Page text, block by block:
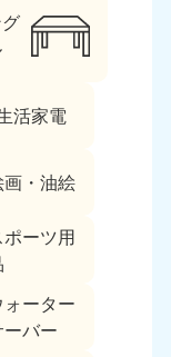
活家電
画・油絵
ポーツ用
ォーター
ーバー
奈川県
5264
玉県
5266
年中無休